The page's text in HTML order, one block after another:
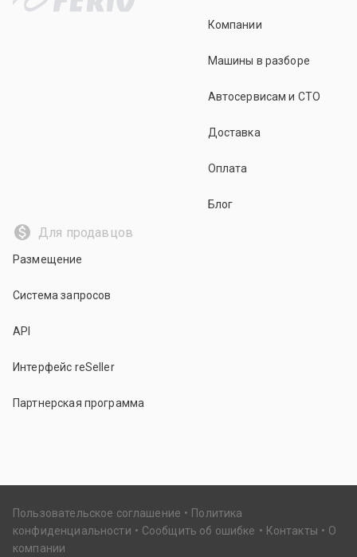
Компании
Машины в разборе
Автосервисам и СТО
Доставка
Оплата
Блог
Для продавцов
Размещение
Система запросов
API
Интерфейс reSeller
Партнерская программа
Пользовательское соглашение
Политика
конфиденциальности
Сообщить об ошибке Контакты
О
компании